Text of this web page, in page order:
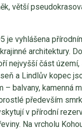
větší
je vyhlášena
architektury. Do
nejvyšší část
a Lindlův kopec
– balvany, kamenná
především
v přírodní
Na vrcholu